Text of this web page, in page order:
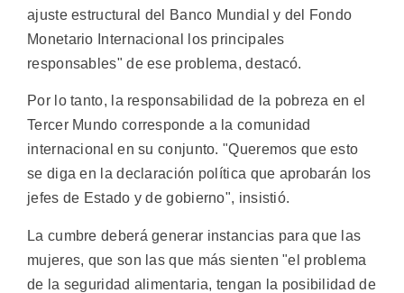
ajuste estructural del Banco Mundial y del Fondo
Monetario Internacional los principales
responsables" de ese problema, destacó.
Por lo tanto, la responsabilidad de la pobreza en el
Tercer Mundo corresponde a la comunidad
internacional en su conjunto. "Queremos que esto
se diga en la declaración política que aprobarán los
jefes de Estado y de gobierno", insistió.
La cumbre deberá generar instancias para que las
mujeres, que son las que más sienten "el problema
de la seguridad alimentaria, tengan la posibilidad de